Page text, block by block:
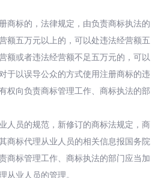
商标的，法律规定，由负责商标执法的
额五万元以上的，可以处违法经营额五
额或者违法经营额不足五万元的，可以
于以误导公众的方式使用注册商标的违
权向负责商标管理工作、商标执法的部
人员的规范，新修订的商标法规定，商
商标代理从业人员的相关信息报国务院
商标管理工作、商标执法的部门应当加
从业人员的管理。